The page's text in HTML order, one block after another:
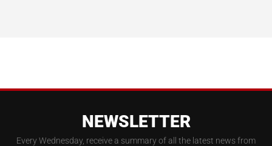
NEWSLETTER
Every Wednesday, receive a summary of all the latest news from